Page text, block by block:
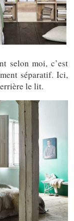
selon moi, c’est
séparatif. Ici,
le lit.